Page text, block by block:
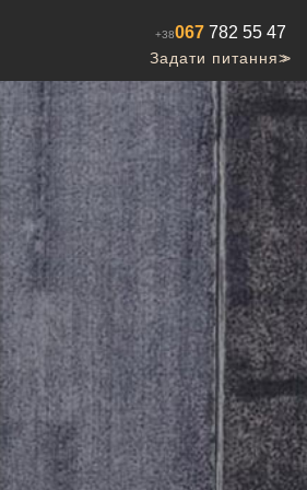
+38067 782 55 47
Задати питання>>